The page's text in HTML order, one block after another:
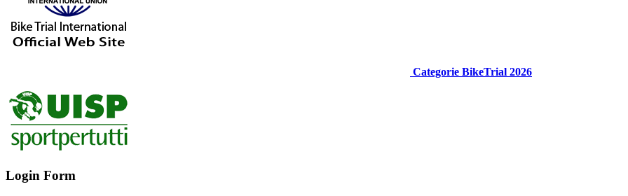
Categorie BikeTrial 2026
Login Form